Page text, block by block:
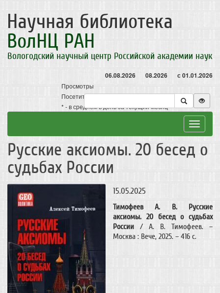
Научная библиотека
ВолНЦ РАН
Вологодский научный центр Российской академии наук
06.08.2026 08.2026 с 01.01.2026
Просмотры
Посетители
* - в среднем в день за текущий месяц
Toggle
Русские аксиомы. 20 бесед о
судьбах России
15.05.2025
Тимофеев А. В. Русские
аксиомы. 20 бесед о судьбах
России / А. В. Тимофеев. –
Москва : Вече, 2025. – 416 c.